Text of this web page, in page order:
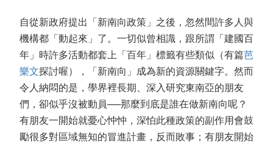
自從新政府提出「新南向政策」之後，忽然間許多人與
機構都「動起來」了。一切似曾相識，跟所謂「建國百
年」時許多活動都套上「百年」標籤有些類似（有篇芭
樂文探討喔），「新南向」成為新的資源關鍵字。然而
令人納悶的是，學界裡長期、深入研究東南亞的朋友
們，卻似乎沒被動員──那麼到底是誰在做新南向呢？
有朋友一開始就憂心忡忡，深怕此種政策的副作用會鼓
勵很多對區域無知的冒進計畫，反而敗事；有朋友開始